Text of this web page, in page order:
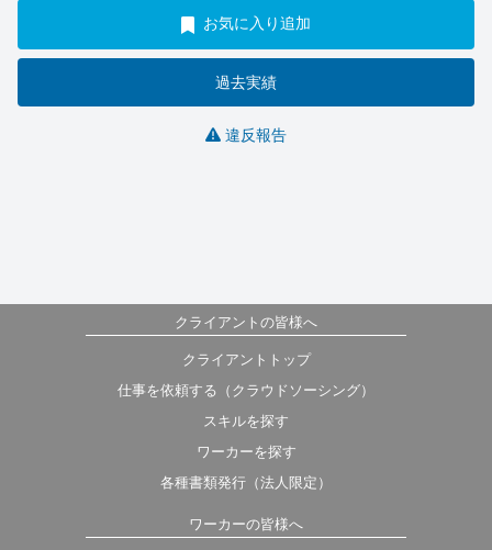
お気に入り追加
過去実績
違反報告
クライアントの皆様へ
クライアントトップ
仕事を依頼する（クラウドソーシング）
スキルを探す
ワーカーを探す
各種書類発行（法人限定）
ワーカーの皆様へ